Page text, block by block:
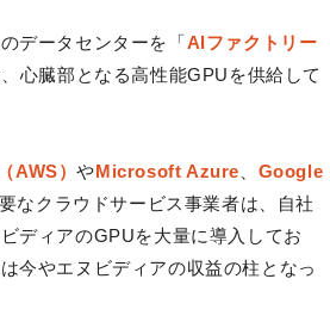
データセンターを「AIファクトリー
心臓部となる高性能GPUを供給して
AWS）やMicrosoft Azure
Google
なクラウドサービス事業者は、自社
ディアのGPUを大量に導入してお
今やエヌビディアの収益の柱となっ